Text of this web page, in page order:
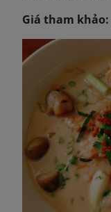
Giá tham khảo: